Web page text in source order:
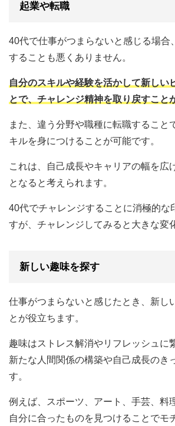
起業や転職
40代で仕事がつまらないと感じる場合
することも悪くありません。
自分のスキルや経験を活かして新しい
とで、チャレンジ精神を取り戻すこと
また、違う分野や職種に転職すること
キルを身につけることが可能です。
これは、自己成長やキャリアの幅を広
となると考えられます。
40代でチャレンジすることに消極的な
すが、チャレンジしてみると大きな変
新しい趣味を探す
仕事がつまらないと感じたとき、新し
とが役立ちます。
趣味はストレス解消やリフレッシュに
新たな人間関係の構築や自己成長のき
す。
例えば、スポーツ、アート、手芸、料
自分に合ったものを見つけることでモ